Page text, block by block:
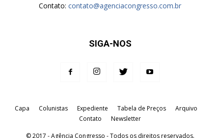
Contato: contato@agenciacongresso.com.br
SIGA-NOS
Capa Colunistas Expediente Tabela de Preços
Arquivo
Contato
Newsletter
© 2017 - Agência Congresso - Todos os direitos reservados.